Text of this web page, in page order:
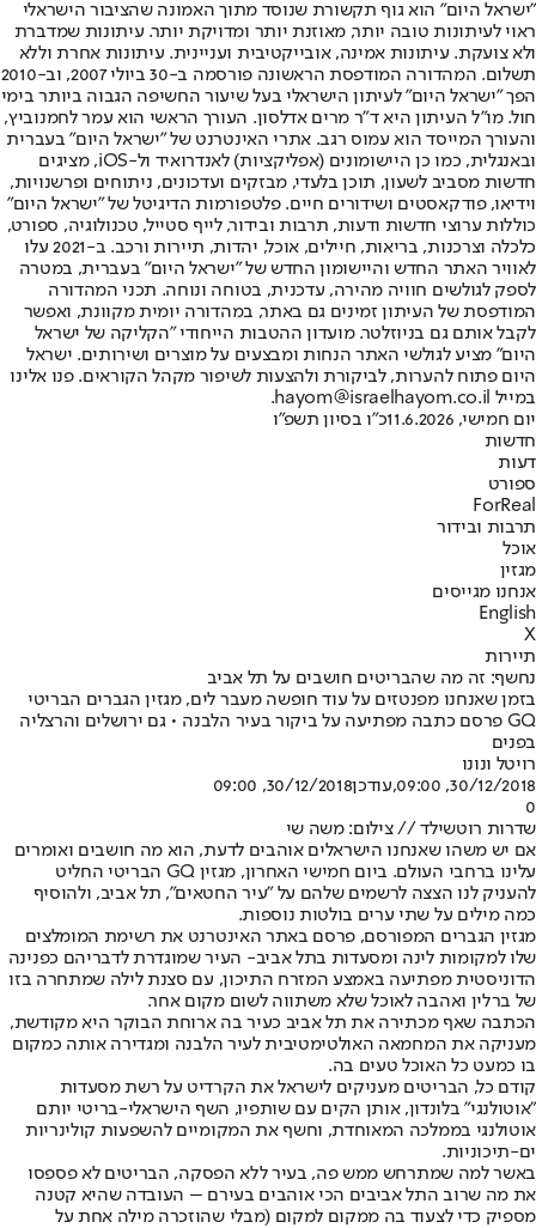
"ישראל היום" הוא גוף תקשורת שנוסד מתוך האמונה שהציבור הישראלי
ראוי לעיתונות טובה יותר, מאוזנת יותר ומדויקת יותר. עיתונות שמדברת
ולא צועקת. עיתונות אמינה, אובייקטיבית ועניינית. עיתונות אחרת וללא
תשלום. המהדורה המודפסת הראשונה פורסמה ב-30 ביולי 2007, וב-2010
הפך "ישראל היום" לעיתון הישראלי בעל שיעור החשיפה הגבוה ביותר בימי
חול. מו"ל העיתון היא ד"ר מרים אדלסון. העורך הראשי הוא עמר לחמנוביץ,
והעורך המייסד הוא עמוס רגב. אתרי האינטרנט של "ישראל היום" בעברית
ובאנגלית, כמו כן היישומונים (אפליקציות) לאנדרואיד ול-iOS, מציגים
חדשות מסביב לשעון, תוכן בלעדי, מבזקים ועדכונים, ניתוחים ופרשנויות,
וידיאו, פודקאסטים ושידורים חיים. פלטפורמות הדיגיטל של "ישראל היום"
כוללות ערוצי חדשות ודעות, תרבות ובידור, לייף סטייל, טכנולוגיה, ספורט,
כלכלה וצרכנות, בריאות, חיילים, אוכל, יהדות, תיירות ורכב. ב-2021 עלו
לאוויר האתר החדש והיישומון החדש של "ישראל היום" בעברית, במטרה
לספק לגולשים חוויה מהירה, עדכנית, בטוחה ונוחה. תכני המהדורה
המודפסת של העיתון זמינים גם באתר, במהדורה יומית מקוונת, ואפשר
לקבל אותם גם בניוזלטר. מועדון ההטבות הייחודי "הקליקה של ישראל
היום" מציע לגולשי האתר הנחות ומבצעים על מוצרים ושירותים. ישראל
היום פתוח להערות, לביקורת ולהצעות לשיפור מקהל הקוראים. פנו אלינו
במייל hayom@israelhayom.co.il.
יום חמישי, 11.6.2026
כ"ו בסיון תשפ"ו
חדשות
דעות
ספורט
ForReal
תרבות ובידור
אוכל
מגזין
אנחנו מגייסים
English
X
תיירות
נחשף: זה מה שהבריטים חושבים על תל אביב
בזמן שאנחנו מפנטזים על עוד חופשה מעבר לים, מגזין הגברים הבריטי
GQ פרסם כתבה מפתיעה על ביקור בעיר הלבנה • גם ירושלים והרצליה
בפנים
רויטל ונונו
30/12/2018, 09:00
,עודכן30/12/2018, 09:00
0
שדרות רוטשילד // צילום: משה שי
אם יש משהו שאנחנו הישראלים אוהבים לדעת, הוא מה חושבים ואומרים
עלינו ברחבי העולם. ביום חמישי האחרון, מגזין GQ הבריטי החליט
להעניק לנו הצצה לרשמים שלהם על "עיר החטאים", תל אביב, ולהוסיף
כמה מילים על שתי ערים בולטות נוספות.
מגזין הגברים המפורסם, פרסם באתר האינטרנט את רשימת המומלצים
שלו למקומות לינה ומסעדות בתל אביב- העיר שמוגדרת לדבריהם כפנינה
הדוניסטית מפתיעה באמצע המזרח התיכון, עם סצנת לילה שמתחרה בזו
של ברלין ואהבה לאוכל שלא משתווה לשום מקום אחר.
הכתבה שאף מכתירה את תל אביב כעיר בה ארוחת הבוקר היא מקודשת,
מעניקה את המחמאה האולטימטיבית לעיר הלבנה ומגדירה אותה כמקום
בו כמעט כל האוכל טעים בה.
קודם כל, הבריטים מעניקים לישראל את הקרדיט על רשת מסעדות
"אוטולנגי" בלונדון, אותן הקים עם שותפיו, השף הישראלי-בריטי יותם
אוטולנגי בממלכה המאוחדת, וחשף את המקומיים להשפעות קולינריות
ים-תיכוניות.
באשר למה שמתרחש ממש פה, בעיר ללא הפסקה, הבריטים לא פספסו
את מה שרוב התל אביבים הכי אוהבים בעירם – העובדה שהיא קטנה
מספיק כדי לצעוד בה ממקום למקום (מבלי שהוזכרה מילה אחת על